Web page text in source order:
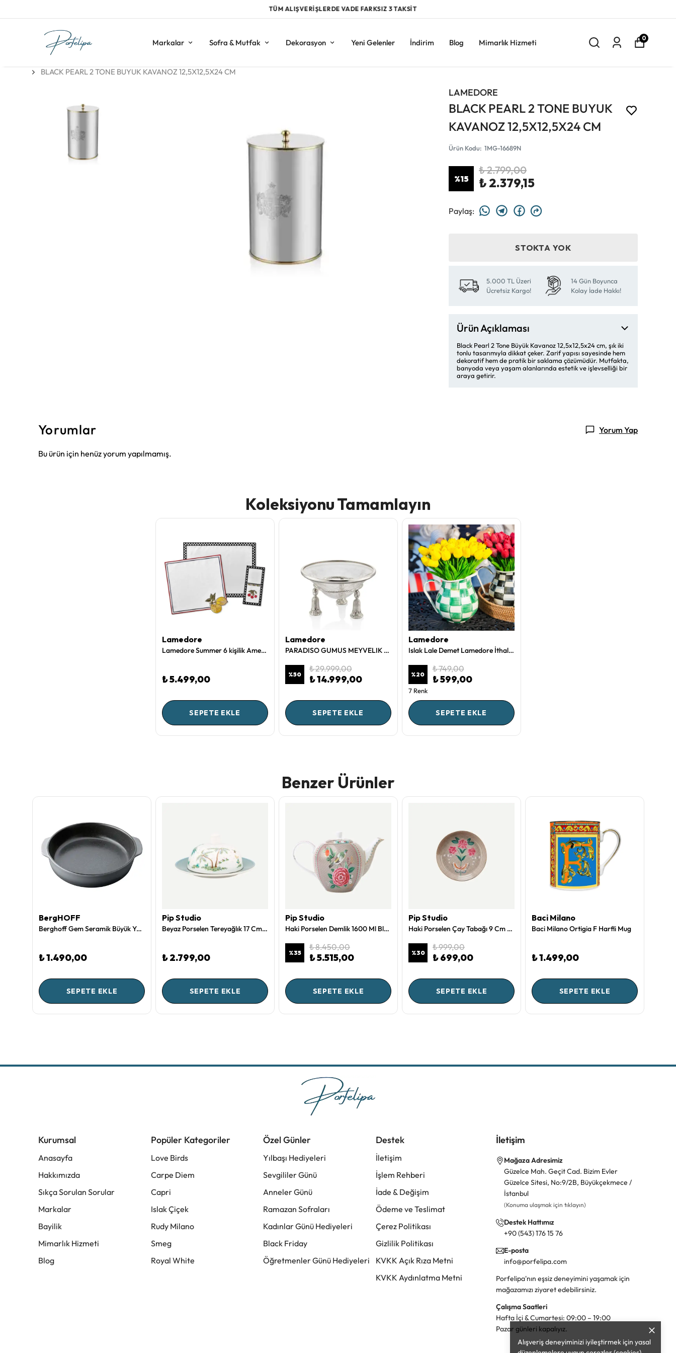
TÜM ALIŞVERİŞLERDE VADE FARKSIZ 3 TAKSİT
Markalar Sofra & Mutfak Dekorasyon Yeni Gelenler İndirim Blog Mimarlık Hizmeti 0
Alışveriş deneyiminizi iyileştirmek için yasal
BLACK PEARL 2 TONE BUYUK KAVANOZ 12,5X12,5X24 CM
LAMEDORE
BLACK PEARL 2 TONE BUYUK
KAVANOZ 12,5X12,5X24 CM
Ürün Kodu: 1MG-16689N
%15
₺ 2.799,00
₺ 2.379,15
Paylaş:
STOKTA YOK
5.000 TL Üzeri
Ücretsiz Kargo!
14 Gün Boyunca
Kolay İade Hakkı!
Ürün Açıklaması
Black Pearl 2 Tone Büyük Kavanoz 12,5x12,5x24 cm, şık iki
tonlu tasarımıyla dikkat çeker. Zarif yapısı sayesinde hem
dekoratif hem de pratik bir saklama çözümüdür. Mutfakta,
banyoda veya yaşam alanlarında estetik ve işlevselliği bir
araya getirir.
Yorumlar Yorum Yap
Bu ürün için henüz yorum yapılmamış.
Koleksiyonu Tamamlayın
Lamedore
Lamedore Summer 6 kişilik Amerikan Servis Seti
₺ 5.499,00
SEPETE EKLE
Lamedore
PARADISO GUMUS MEYVELIK 35.5X21.5 CM
%50
₺ 29.999,00
₺ 14.999,00
SEPETE EKLE
Lamedore
Islak Lale Demet Lamedore İthal 1.Kalite
%20
₺ 749,00
₺ 599,00
7 Renk
SEPETE EKLE
Benzer Ürünler
BergHOFF
Berghoff Gem Seramik Büyük Yuvarlak Fırın Kabı 27x27x6,50 cm
₺ 1.490,00
SEPETE EKLE
Pip Studio
Beyaz Porselen Tereyağlık 17 Cm Jolie Collection by Pip Studio
₺ 2.799,00
SEPETE EKLE
Pip Studio
Haki Porselen Demlik 1600 Ml Blushing Birds Collection by Pip Studio
%35
₺ 8.450,00
₺ 5.515,00
SEPETE EKLE
Pip Studio
Haki Porselen Çay Tabağı 9 Cm Blushing Birds Collection by Pip Studio
%30
₺ 999,00
₺ 699,00
SEPETE EKLE
Baci Milano
Baci Milano Ortigia F Harfli Mug
₺ 1.499,00
SEPETE EKLE
Kurumsal
Anasayfa
Hakkımızda
Sıkça Sorulan Sorular
Markalar
Bayilik
Mimarlık Hizmeti
Blog
Popüler Kategoriler
Love Birds
Carpe Diem
Capri
Islak Çiçek
Rudy Milano
Smeg
Royal White
Özel Günler
Yılbaşı Hediyeleri
Sevgililer Günü
Anneler Günü
Ramazan Sofraları
Kadınlar Günü Hediyeleri
Black Friday
Öğretmenler Günü Hediyeleri
Destek
İletişim
İşlem Rehberi
İade & Değişim
Ödeme ve Teslimat
Çerez Politikası
Gizlilik Politikası
KVKK Açık Rıza Metni
KVKK Aydınlatma Metni
İletişim
Mağaza Adresimiz
Güzelce Mah. Geçit Cad. Bizim Evler
Güzelce Sitesi, No:9/2B, Büyükçekmece /
İstanbul
(Konuma ulaşmak için tıklayın)
Destek Hattımız
+90 (543) 176 15 76
E-posta
info@porfelipa.com
Porfelipa'nın eşsiz deneyimini yaşamak için
mağazamızı ziyaret edebilirsiniz.
Çalışma Saatleri
Hafta İçi & Cumartesi: 09:00 – 19:00
Pazar günleri kapalıyız.